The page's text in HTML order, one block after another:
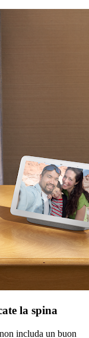
la spina
includa un buon